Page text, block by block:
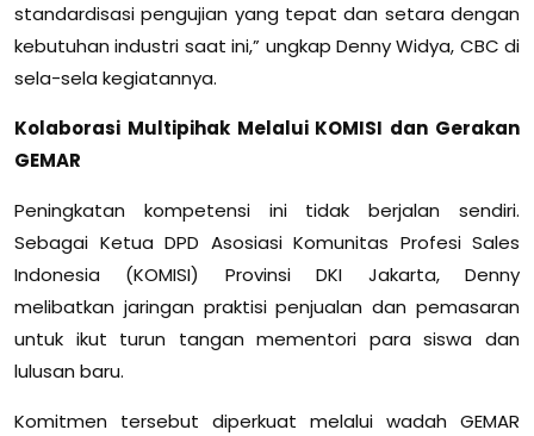
standardisasi pengujian yang tepat dan setara dengan
kebutuhan industri saat ini,” ungkap Denny Widya, CBC di
sela-sela kegiatannya.
Kolaborasi Multipihak Melalui KOMISI dan Gerakan
GEMAR
Peningkatan kompetensi ini tidak berjalan sendiri.
Sebagai Ketua DPD Asosiasi Komunitas Profesi Sales
Indonesia (KOMISI) Provinsi DKI Jakarta, Denny
melibatkan jaringan praktisi penjualan dan pemasaran
untuk ikut turun tangan mementori para siswa dan
lulusan baru.
Komitmen tersebut diperkuat melalui wadah GEMAR